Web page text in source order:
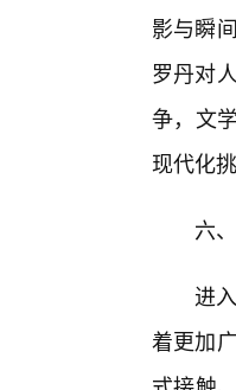
影与瞬
罗丹对
争，文
现代化
六
进
着更加